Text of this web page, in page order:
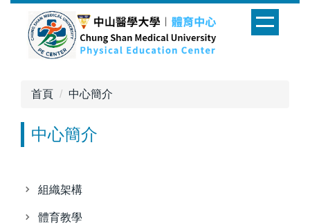
首頁 中心簡介
中心簡介
組織架構
體育教學